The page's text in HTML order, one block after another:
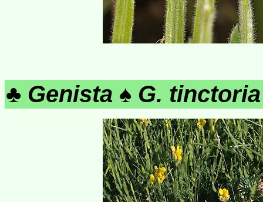
♣ Genista ♠ G. tinctoria